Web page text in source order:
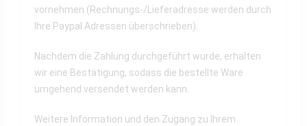
vornehmen (Rechnungs-/Lieferadresse werden durch
Ihre Paypal Adressen überschrieben).
Nachdem die Zahlung durchgeführt wurde, erhalten
wir eine Bestätigung, sodass die bestellte Ware
umgehend versendet werden kann.
Weitere Information und den Zugang zu Ihrem